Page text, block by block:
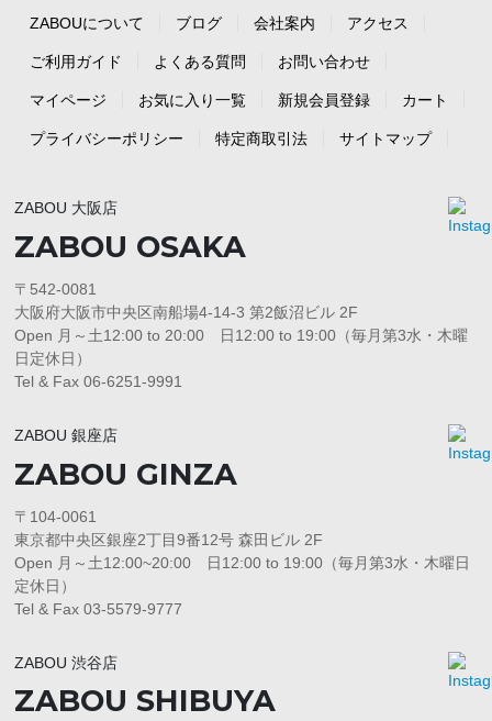
ZABOUについて ブログ 会社案内 アクセス
ご利用ガイド よくある質問 お問い合わせ
マイページ お気に入り一覧 新規会員登録 カート
プライバシーポリシー 特定商取引法 サイトマップ
ZABOU 大阪店
ZABOU OSAKA
〒542-0081
大阪府大阪市中央区南船場4-14-3 第2飯沼ビル 2F
Open 月～土12:00 to 20:00 日12:00 to 19:00（毎月第3水・木曜
日定休日）
Tel & Fax 06-6251-9991
ZABOU 銀座店
ZABOU GINZA
〒104-0061
東京都中央区銀座2丁目9番12号 森田ビル 2F
Open 月～土12:00~20:00 日12:00 to 19:00（毎月第3水・木曜日
定休日）
Tel & Fax 03-5579-9777
ZABOU 渋谷店
ZABOU SHIBUYA